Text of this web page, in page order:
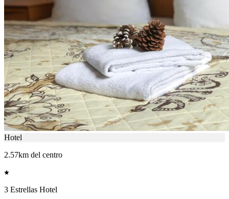
Hotel
2.57km del centro
3 Estrellas Hotel